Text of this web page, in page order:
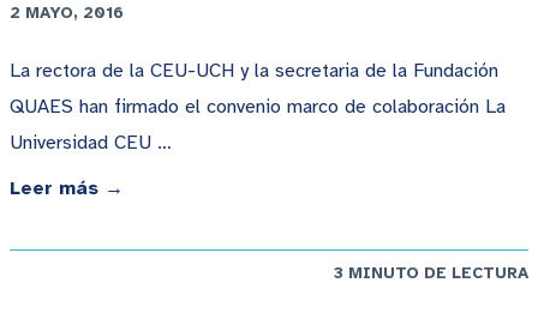
2 MAYO, 2016
La rectora de la CEU-UCH y la secretaria de la Fundación
QUAES han firmado el convenio marco de colaboración La
Universidad CEU …
Leer más →
3 MINUTO DE LECTURA